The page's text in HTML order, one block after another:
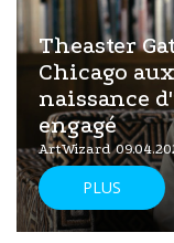
Theaster
Chicago
naissance
engagé
ArtWizard
PLUS